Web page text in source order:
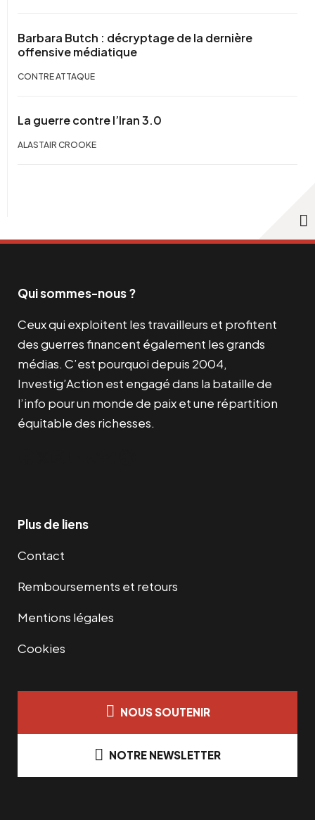
Barbara Butch : décryptage de la dernière
offensive médiatique
CONTRE ATTAQUE
La guerre contre l’Iran 3.0
ALASTAIR CROOKE
Qui sommes-nous ?
Ceux qui exploitent les travailleurs et profitent
des guerres financent également les grands
médias. C’est pourquoi depuis 2004,
Investig’Action est engagé dans la bataille de
l’info pour un monde de paix et une répartition
équitable des richesses.
Plus de liens
Contact
Remboursements et retours
Mentions légales
Cookies
NOUS SOUTENIR
NOTRE NEWSLETTER